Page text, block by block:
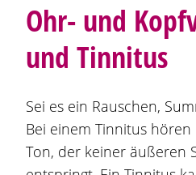
Ohr- und
und Tinnitus
Sei es ein Rauschen,
Bei einem Tinnitus
Ton, der keiner äußeren